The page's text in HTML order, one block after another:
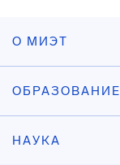
О МИЭТ
ОБРАЗОВАНИЕ
НАУКА